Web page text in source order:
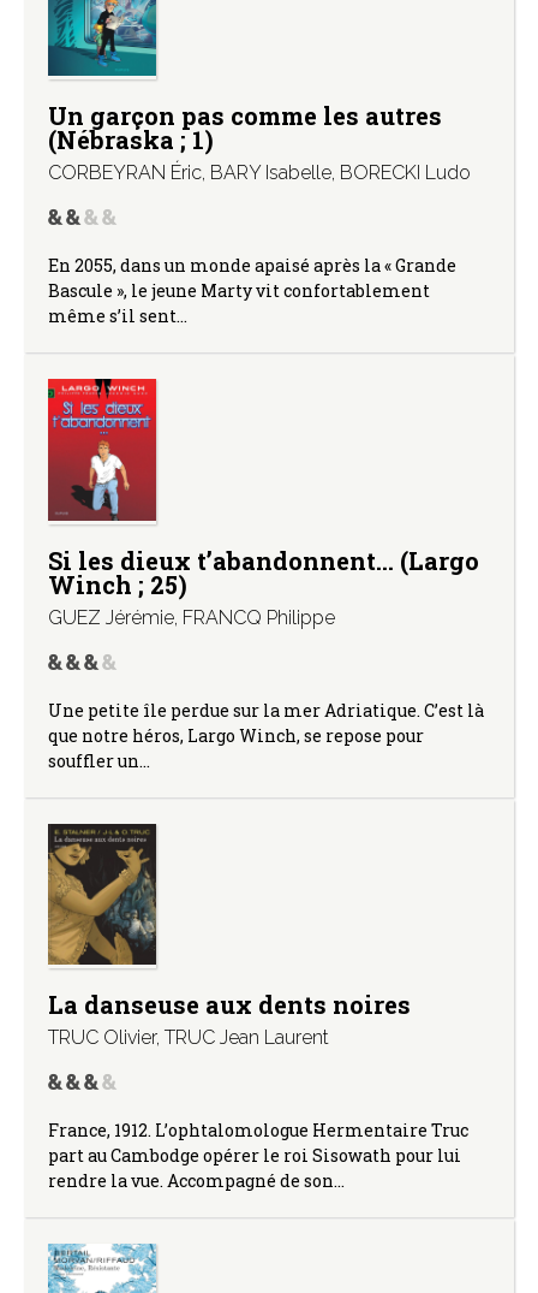
Un garçon pas comme les autres
(Nébraska ; 1)
CORBEYRAN Éric, BARY Isabelle, BORECKI Ludo
En 2055, dans un monde apaisé après la « Grande
Bascule », le jeune Marty vit confortablement
même s’il sent…
Si les dieux t’abandonnent… (Largo
Winch ; 25)
GUEZ Jérémie, FRANCQ Philippe
Une petite île perdue sur la mer Adriatique. C’est là
que notre héros, Largo Winch, se repose pour
souffler un…
La danseuse aux dents noires
TRUC Olivier, TRUC Jean Laurent
France, 1912. L’ophtalomologue Hermentaire Truc
part au Cambodge opérer le roi Sisowath pour lui
rendre la vue. Accompagné de son…